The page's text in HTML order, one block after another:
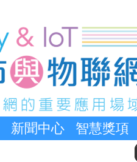
新聞中心 智慧獎項